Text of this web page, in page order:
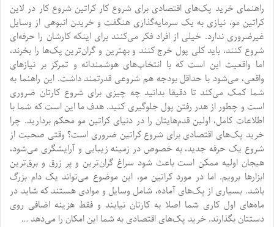
راهنمای خرید پک‌های اقتصادی برای شروع کار کراتین شروع کار در لاین
کراتین مو، نیازی به یک سرمایه‌گذاری هنگفت و خریدن انبوهی از وسایل
غیرضروری ندارد. خیلی از افراد فکر می‌کنند برای اینکه کارشان را حرفه‌ای
شروع کنند، باید کلی پول خرج کنند و بهترین و گران‌ترین پک‌ها را بخرند،
اما واقعیت این است که با انتخاب‌های هوشمندانه و تمرکز بر نیازهای
واقعی، می‌شود با حداقل بودجه هم شروعی قدرتمند داشت. این راهنما به
شما کمک می‌کند تا دقیقا بدانید چه چیزی برای شروع کارتان ضروری
است و چطور از هدر رفتن پول جلوگیری کنید. هدف ما این است که شما با
اطلاعات کامل، اولین قدم‌هایتان را در دنیای کراتین مو محکم بردارید. چرا
خرید پک‌های اقتصادی برای شروع کراتین ضروری است؟ وقتی صحبت از
شروع یک حرفه جدید، به خصوص در زمینه زیبایی و آرایشگری می‌شود،
هیجان اولیه ممکن است باعث شود سراغ گران‌ترین و پر زرق و برق‌ترین
ابزارها برویم. اما در مورد کراتین مو، این موضوع می‌تواند یک دام بزرگ
باشد. بسیاری از پک‌های آماده، شامل وسایل و موادی هستند که شاید در
ماه‌های اول کاری شما اصلا به کارتان نیایند و فقط هزینه اضافی روی
دستتان بگذارند. خرید پک‌های اقتصادی به شما این امکان را می‌دهد …